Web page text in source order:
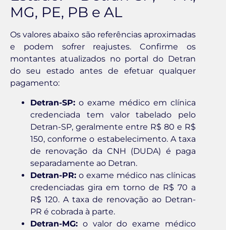
MG, PE, PB e AL
Os valores abaixo são referências aproximadas
e podem sofrer reajustes. Confirme os
montantes atualizados no portal do Detran
do seu estado antes de efetuar qualquer
pagamento:
Detran-SP: o exame médico em clínica
credenciada tem valor tabelado pelo
Detran-SP, geralmente entre R$ 80 e R$
150, conforme o estabelecimento. A taxa
de renovação da CNH (DUDA) é paga
separadamente ao Detran.
Detran-PR: o exame médico nas clínicas
credenciadas gira em torno de R$ 70 a
R$ 120. A taxa de renovação ao Detran-
PR é cobrada à parte.
Detran-MG: o valor do exame médico